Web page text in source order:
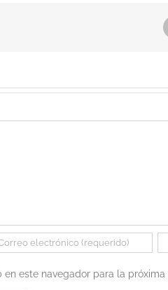
este navegador para la próxima